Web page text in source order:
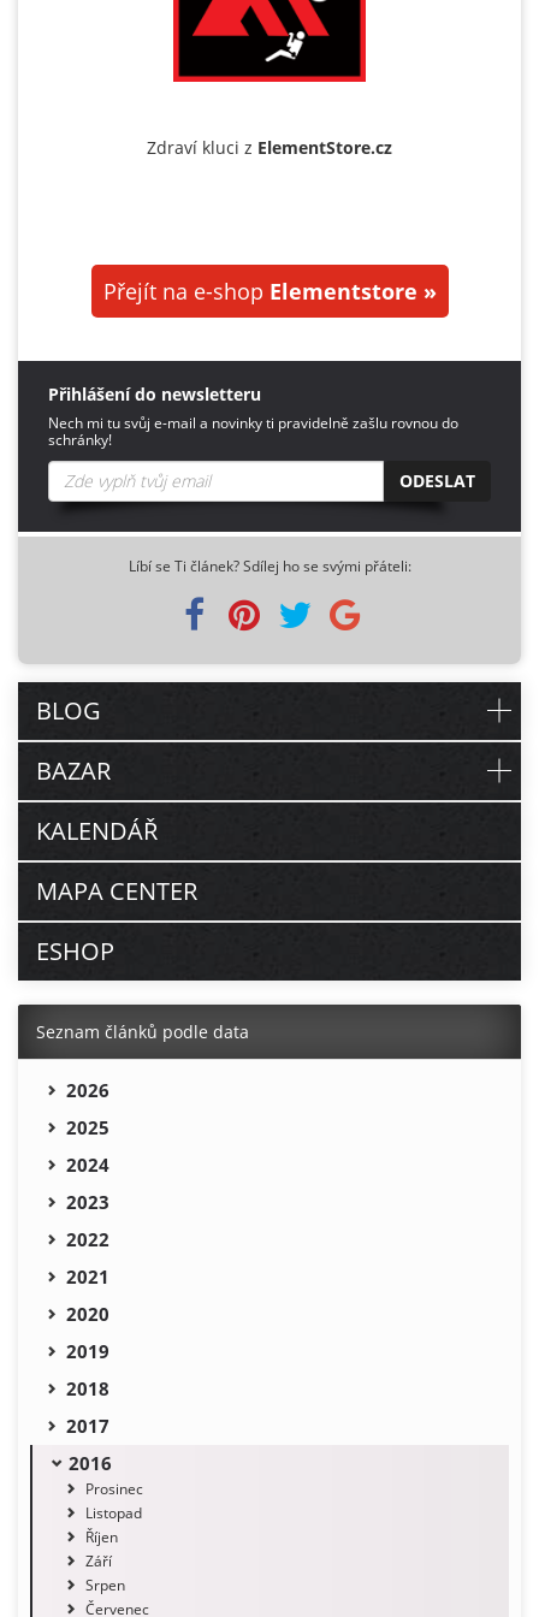
Zdraví kluci z ElementStore.cz
Přejít na e-shop Elementstore »
Přihlášení do newsletteru
Nech mi tu svůj e-mail a novinky ti pravidelně zašlu rovnou do
schránky!
ODESLAT
Líbí se Ti článek? Sdílej ho se svými přáteli:
BLOG
BAZAR
KALENDÁŘ
MAPA CENTER
ESHOP
Seznam článků podle data
2026
2025
2024
2023
2022
2021
2020
2019
2018
2017
2016
Prosinec
Listopad
Říjen
Září
Srpen
Červenec